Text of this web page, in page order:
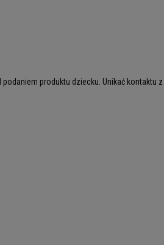
podaniem produktu dziecku. Unikać